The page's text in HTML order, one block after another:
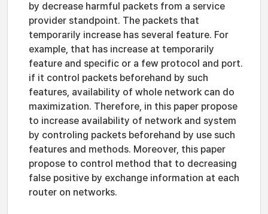
by decrease harmful packets from a service
provider standpoint. The packets that
temporarily increase has several feature. For
example, that has increase at temporarily
feature and specific or a few protocol and port.
if it control packets beforehand by such
features, availability of whole network can do
maximization. Therefore, in this paper propose
to increase availability of network and system
by controling packets beforehand by use such
features and methods. Moreover, this paper
propose to control method that to decreasing
false positive by exchange information at each
router on networks.